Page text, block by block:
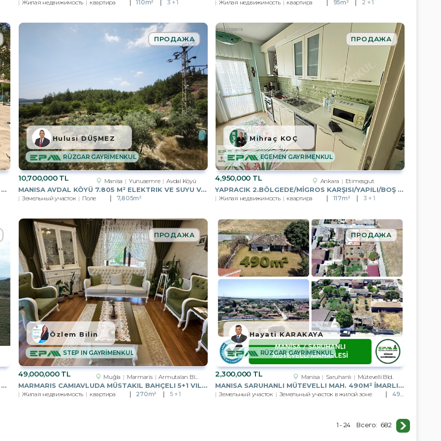
Жилая недвижимость квартира 110m² 3 + 1 Жилая недвижимость квартира 95m² 2 + 1
MARMARIS İÇMELERDE HAVUZLU SITEDE 2+1 KÖŞE DUBLEKS
10,700,000 TL Manisa Yunusemre Avdal Köyü
MANISA AVDAL KÖYÜ 7.805 M² ELEKTRIK VE SUYU VAR YOLA CEPHELI
ПРОДАЖА
Земельный участок Поле 7,805m²
RÜZGAR GAYRİMENKUL
Hulusi DÜŞMEZ
4,950,000 TL Ankara Etimesgut
YAPRACIK 2.BÖLGEDE/MİGROS KARŞISI/YAPILI/BOŞ 3+1 SATILIK DAİRE
ПРОДАЖА
Жилая недвижимость квартира 117m² 3 + 1
EGEMEN GAYRİMENKUL
Mihraç KOÇ
MANISA YUNUSEMRE BÜYÜKSÜMBÜLLLER 1700 M2 TARLA
49,000,000 TL Muğla Marmaris Armutalan Bld. (Camiavlu Mah.)
MARMARIS CAMIAVLUDA MÜSTAKIL BAHÇELI 5+1 VILLA
ПРОДАЖА
Жилая недвижимость квартира 270m² 5 + 1
STEP IN GAYRİMENKUL
Özlem Bilin
2,300,000 TL Manisa Saruhanlı Mütevelli Bld.
MANISA SARUHANLI MÜTEVELLI MAH. 490M² İMARLI ARSA
ПРОДАЖА
Земельный участок Земельный участок в жилой зоне 490m²
RÜZGAR GAYRİMENKUL
Hayati KARAKAYA
1 - 24 Всего: 682